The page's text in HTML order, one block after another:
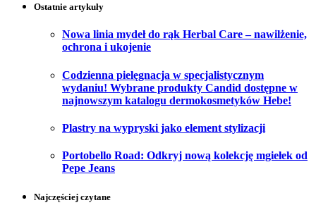
Ostatnie artykuły
Nowa linia mydeł do rąk Herbal Care – nawilżenie,
ochrona i ukojenie
Codzienna pielęgnacja w specjalistycznym
wydaniu! Wybrane produkty Candid dostępne w
najnowszym katalogu dermokosmetyków Hebe!
Plastry na wypryski jako element stylizacji
Portobello Road: Odkryj nową kolekcję mgiełek od
Pepe Jeans
Najczęściej czytane